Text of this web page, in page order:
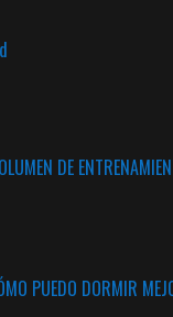
DE
PUEDO DORMIR